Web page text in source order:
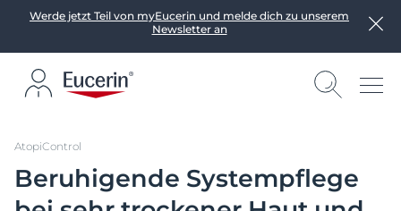
Werde jetzt Teil von myEucerin und melde dich zu unserem
Newsletter an
AtopiControl
Beruhigende Systempflege